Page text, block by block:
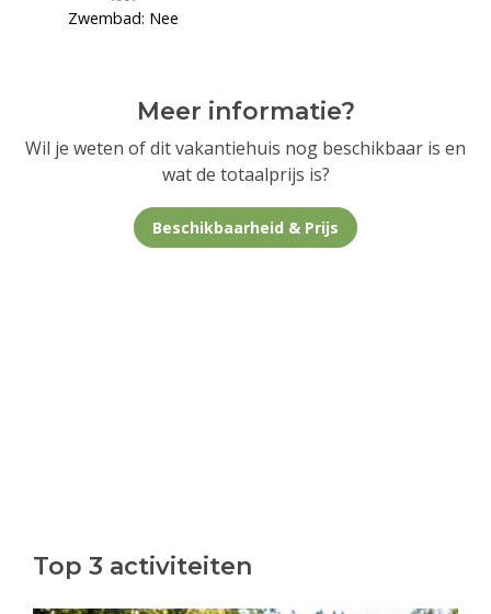
Zwembad: Nee
Meer informatie?
Wil je weten of dit vakantiehuis nog beschikbaar is en
wat de totaalprijs is?
Beschikbaarheid & Prijs
Top 3 activiteiten